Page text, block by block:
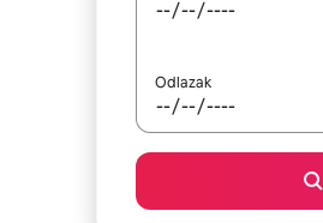
Odlazak